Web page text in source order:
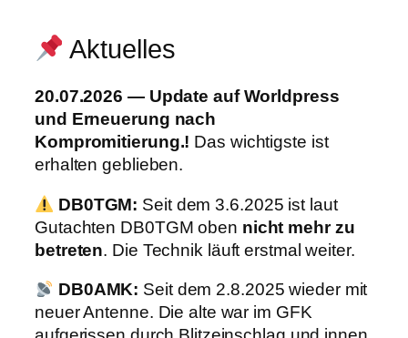
Aktuelles
20.07.2026 — Update auf Worldpress
und Erneuerung nach
Kompromitierung.! Das wichtigste ist
erhalten geblieben.
DB0TGM: Seit dem 3.6.2025 ist laut
Gutachten DB0TGM oben nicht mehr zu
betreten. Die Technik läuft erstmal weiter.
DB0AMK: Seit dem 2.8.2025 wieder mit
neuer Antenne. Die alte war im GFK